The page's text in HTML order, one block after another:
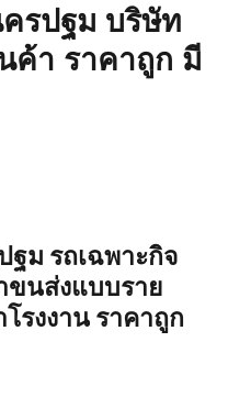
รปฐม บริษัท
ค้า ราคาถูก มี
ม รถเฉพาะกิจ
ขนส่งแบบราย
รงงาน ราคาถูก